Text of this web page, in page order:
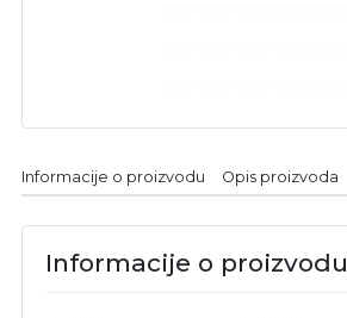
Informacije o proizvodu Opis proizvoda
Informacije o proizvodu